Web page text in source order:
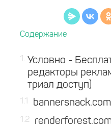
1
Условно -
редакторы
триал доступ)
1.1 bannersnack.com
1.2 renderforest.com